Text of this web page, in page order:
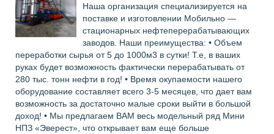
Наша организация специализируется на
поставке и изготовлении Мобильно —
стационарных нефтеперерабатывающих
заводов. Наши преимущества: • Объем
переработки сырья от 5 до 1000м3 в сутки! Т.е, в ваших
руках будет возможность фактически перерабатывать от
280 тыс. тонн нефти в год! • Время окупаемости нашего
оборудование составляет всего 3-5 месяцев, что дает вам
возможность за достаточно малые сроки выйти в большой
доход! • Мы предлагаем ВАМ весь модельный ряд Мини
НПЗ «Эверест», что открывает вам еще больше